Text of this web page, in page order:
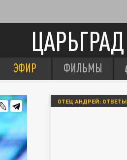
ЦАРЬГРАД
ЭФИР ФИЛЬМЫ
ОТЕЦ АНДРЕЙ: ОТВЕТЫ